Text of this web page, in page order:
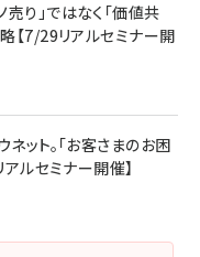
り」ではなく「価値共
【7/29リアルセミナー開
ット。「お客さまのお困
ルセミナー開催】